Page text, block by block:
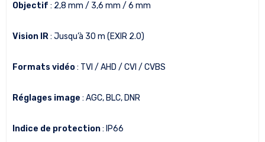
Objectif : 2,8 mm / 3,6 mm / 6 mm
Vision IR: Jusqu’à 30 m (EXIR 2.0)
Formats vidéo: TVI / AHD / CVI / CVBS
Réglages image : AGC, BLC, DNR
Indice de protection: IP66